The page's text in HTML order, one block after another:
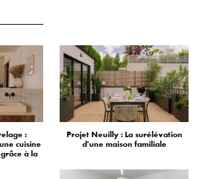
:
cuisine
à la
Projet Neuilly : La surélévation
d'une maison familiale